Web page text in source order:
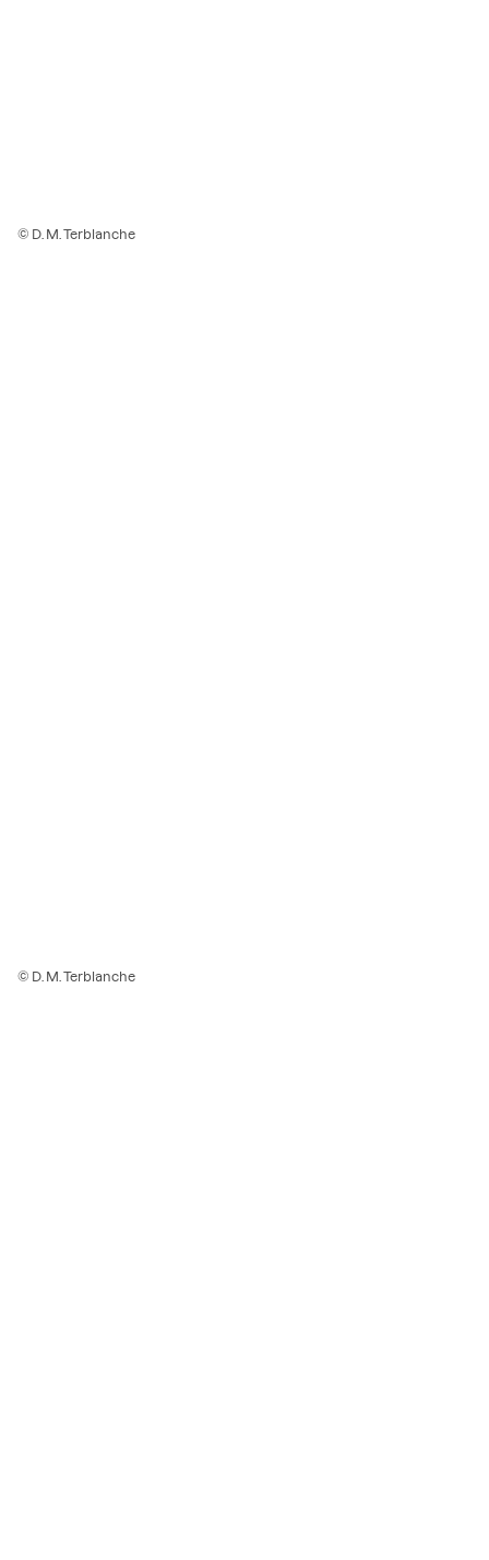
© D. M. Terblanche
© D. M. Terblanche